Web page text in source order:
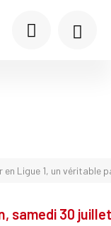
en Ligue 1, un
samedi 30